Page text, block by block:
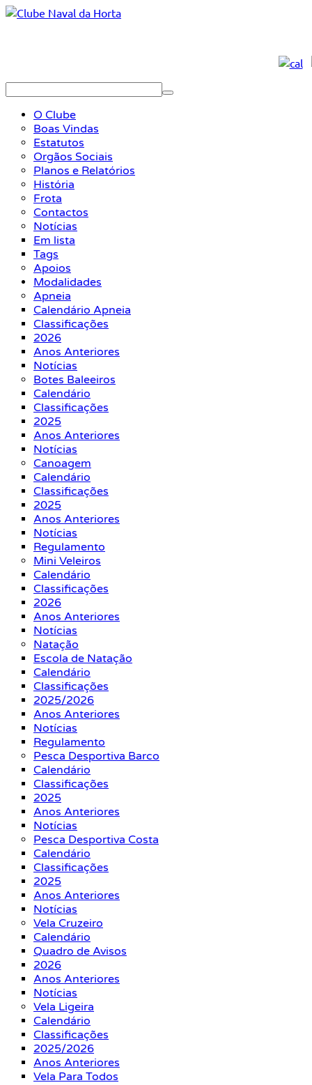
O Clube
Boas Vindas
Estatutos
Orgãos Sociais
Planos e Relatórios
História
Frota
Contactos
Notícias
Em lista
Tags
Apoios
Modalidades
Apneia
Calendário Apneia
Classificações
2026
Anos Anteriores
Notícias
Botes Baleeiros
Calendário
Classificações
2025
Anos Anteriores
Notícias
Canoagem
Calendário
Classificações
2025
Anos Anteriores
Notícias
Regulamento
Mini Veleiros
Calendário
Classificações
2026
Anos Anteriores
Notícias
Natação
Escola de Natação
Calendário
Classificações
2025/2026
Anos Anteriores
Notícias
Regulamento
Pesca Desportiva Barco
Calendário
Classificações
2025
Anos Anteriores
Notícias
Pesca Desportiva Costa
Calendário
Classificações
2025
Anos Anteriores
Notícias
Vela Cruzeiro
Calendário
Quadro de Avisos
2026
Anos Anteriores
Notícias
Vela Ligeira
Calendário
Classificações
2025/2026
Anos Anteriores
Vela Para Todos